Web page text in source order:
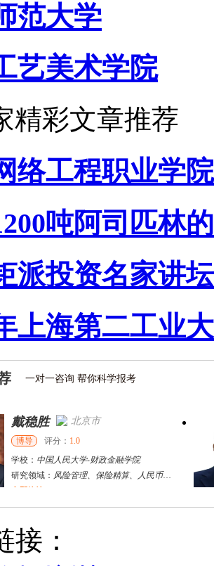
范大学
艺美术学院
精彩文章推荐
络工程职业学
吨阿司匹林的
派投资名家讲
上海第二工业大
一对一咨询 帮你科学报考
戴稳胜 北京市
博导 评分： 1.0
学校： 中国人民大学-财政金融学院
研究领域： 风险管理、保险精算、人民币国际化
陈传红 武汉市
硕导
学校：中南民族大学
接：